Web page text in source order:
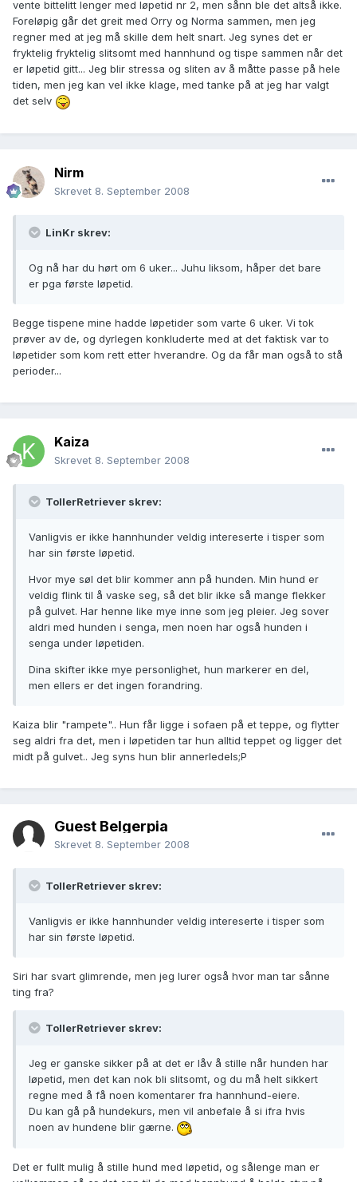
vente bittelitt lenger med løpetid nr 2, men sånn ble det altså ikke.
Foreløpig går det greit med Orry og Norma sammen, men jeg
regner med at jeg må skille dem helt snart. Jeg synes det er
fryktelig fryktelig slitsomt med hannhund og tispe sammen når det
er løpetid gitt... Jeg blir stressa og sliten av å måtte passe på hele
tiden, men jeg kan vel ikke klage, med tanke på at jeg har valgt
det selv
Nirm
Skrevet 8. September 2008
LinKr skrev:
Og nå har du hørt om 6 uker... Juhu liksom, håper det bare
er pga første løpetid.
Begge tispene mine hadde løpetider som varte 6 uker. Vi tok
prøver av de, og dyrlegen konkluderte med at det faktisk var to
løpetider som kom rett etter hverandre. Og da får man også to stå
perioder...
Kaiza
Skrevet 8. September 2008
TollerRetriever skrev:
Vanligvis er ikke hannhunder veldig intereserte i tisper som
har sin første løpetid.
Hvor mye søl det blir kommer ann på hunden. Min hund er
veldig flink til å vaske seg, så det blir ikke så mange flekker
på gulvet. Har henne like mye inne som jeg pleier. Jeg sover
aldri med hunden i senga, men noen har også hunden i
senga under løpetiden.
Dina skifter ikke mye personlighet, hun markerer en del,
men ellers er det ingen forandring.
Kaiza blir "rampete".. Hun får ligge i sofaen på et teppe, og flytter
seg aldri fra det, men i løpetiden tar hun alltid teppet og ligger det
midt på gulvet.. Jeg syns hun blir annerledels;P
Guest Belgerpia
Skrevet 8. September 2008
TollerRetriever skrev:
Vanligvis er ikke hannhunder veldig intereserte i tisper som
har sin første løpetid.
Siri har svart glimrende, men jeg lurer også hvor man tar sånne
ting fra?
TollerRetriever skrev:
Jeg er ganske sikker på at det er låv å stille når hunden har
løpetid, men det kan nok bli slitsomt, og du må helt sikkert
regne med å få noen komentarer fra hannhund-eiere.
Du kan gå på hundekurs, men vil anbefale å si ifra hvis
noen av hundene blir gærne.
Det er fullt mulig å stille hund med løpetid, og sålenge man er